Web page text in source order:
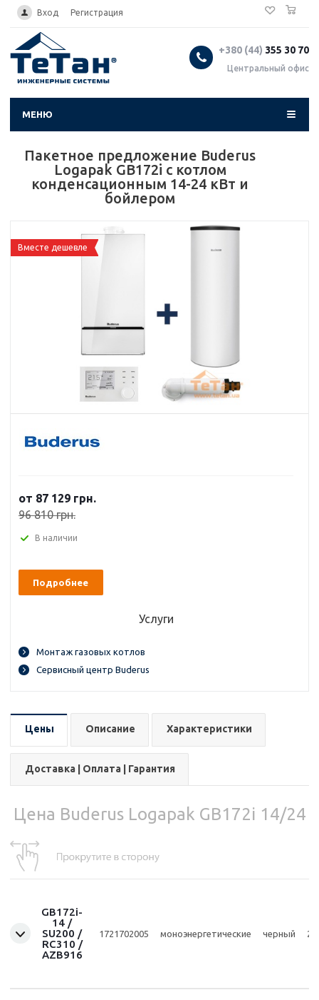
... Вход Регистрация
+380 (44) 355 30 70
Центральный офис
МЕНЮ
Пакетное предложение Buderus
Logapak GB172i с котлом
конденсационным 14-24 кВт и
бойлером
Вместе дешевле
от 87 129 грн.
96 810 грн.
В наличии
Подробнее
Услуги
Монтаж газовых котлов
Сервисный центр Buderus
Цены Описание Характеристики
Доставка | Оплата | Гарантия
Цена Buderus Logapak GB172i 14/24
GB172i-
14 /
SU200 /
RC310 /
AZB916
1721702005 моноэнергетические черный